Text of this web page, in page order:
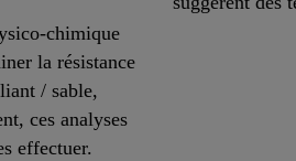
chimique
la résistance
/ sable,
ces analyses
effectuer.